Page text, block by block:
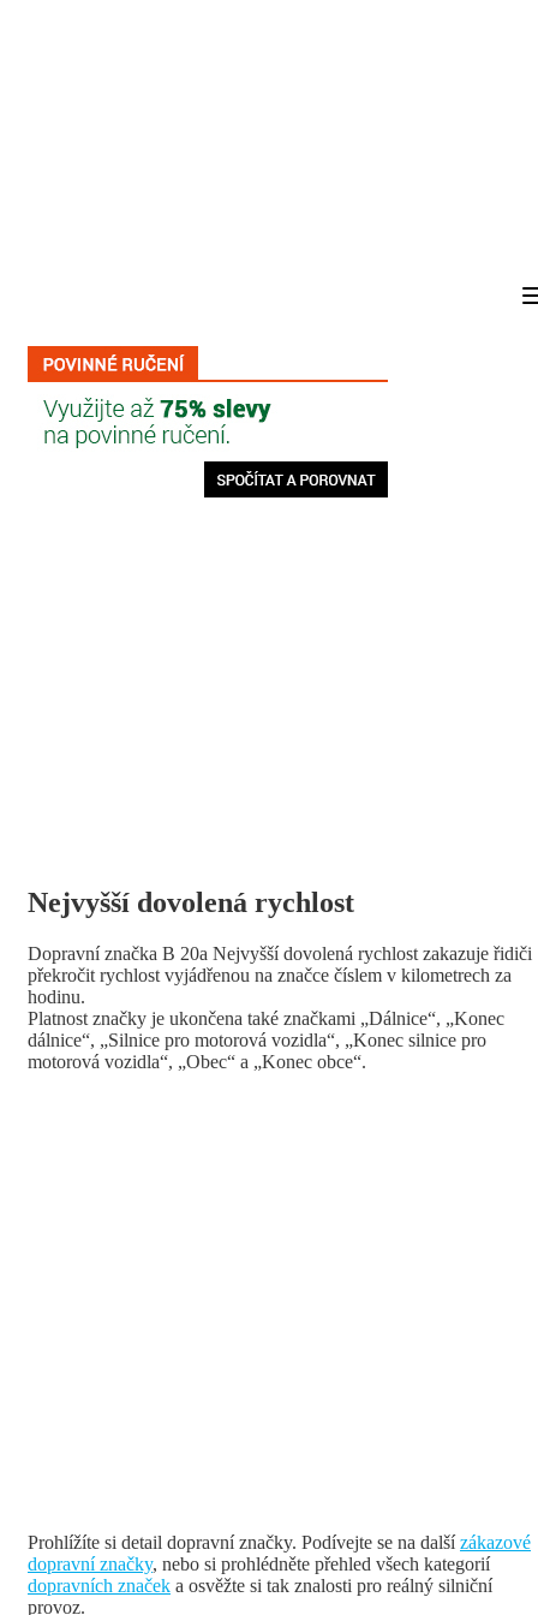
Nejvyšší dovolená rychlost
Dopravní značka B 20a Nejvyšší dovolená rychlost zakazuje řidiči
překročit rychlost vyjádřenou na značce číslem v kilometrech za
hodinu.
Platnost značky je ukončena také značkami „Dálnice“, „Konec
dálnice“, „Silnice pro motorová vozidla“, „Konec silnice pro
motorová vozidla“, „Obec“ a „Konec obce“.
Prohlížíte si detail dopravní značky. Podívejte se na dalšízákazové
dopravní značky, nebo si prohlédněte přehled všech kategorií
dopravních značek a osvěžte si tak znalosti pro reálný silniční
provoz.